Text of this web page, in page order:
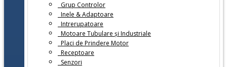
Grup Controlor
Inele & Adaptoare
Intrerupatoare
Motoare Tubulare și Industriale
Placi de Prindere Motor
Receptoare
Senzori